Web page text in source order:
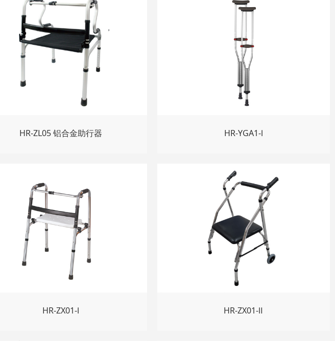
HR-ZL05 铝合金助行器 HR-YGA1-Ⅰ
HR-ZX01-Ⅰ HR-ZX01-Ⅱ